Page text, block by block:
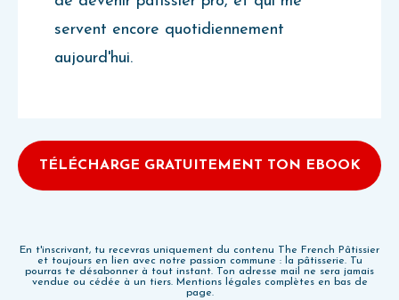
servent encore quotidiennement
aujourd'hui.
TÉLÉCHARGE GRATUITEMENT TON EBOOK
En t'inscrivant, tu recevras uniquement du contenu The French Pâtissier
et toujours en lien avec notre passion commune : la pâtisserie. Tu
pourras te désabonner à tout instant. Ton adresse mail ne sera jamais
vendue ou cédée à un tiers. Mentions légales complètes en bas de
page.